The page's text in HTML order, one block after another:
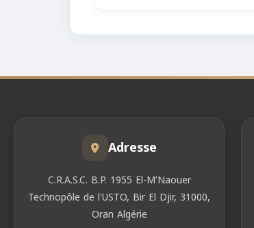
Adresse
C.R.A.S.C. B.P. 1955 El-M'Naouer
Technopôle de l'USTO, Bir El Djir, 31000,
Oran Algérie